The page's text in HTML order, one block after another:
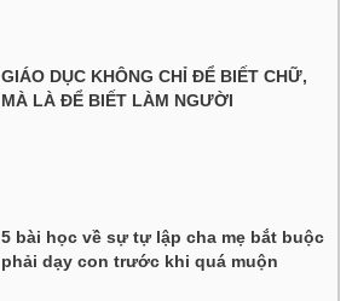
GIÁO DỤC KHÔNG CHỈ ĐỂ BIẾT CHỮ,
MÀ LÀ ĐỂ BIẾT LÀM NGƯỜI
5 bài học về sự tự lập cha mẹ bắt buộc
phải dạy con trước khi quá muộn